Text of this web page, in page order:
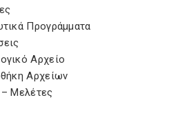
Προγράμματα
Αρχείο
Αρχείων
Μελέτες